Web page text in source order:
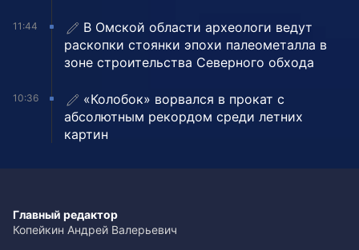
11:44
В Омской области археологи ведут
раскопки стоянки эпохи палеометалла в
зоне строительства Северного обхода
10:36
«Колобок» ворвался в прокат с
абсолютным рекордом среди летних
картин
Главный редактор
Копейкин Андрей Валерьевич